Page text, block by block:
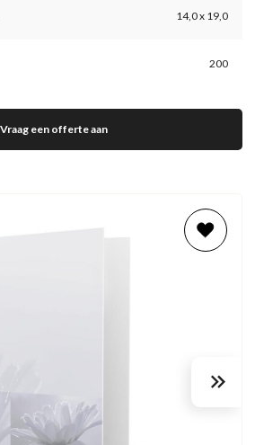
14,0 x 19,0
200
Vraag een offerte aan